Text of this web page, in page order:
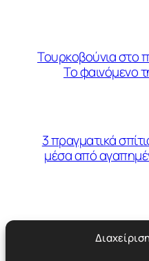
Τουρκοβούνια στο
Το φαινόμενο
3 πραγματικά
μέσα από